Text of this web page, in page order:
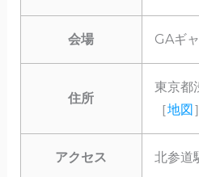
会場 GAギ
住所
東京都
［地図］
アクセス 北参